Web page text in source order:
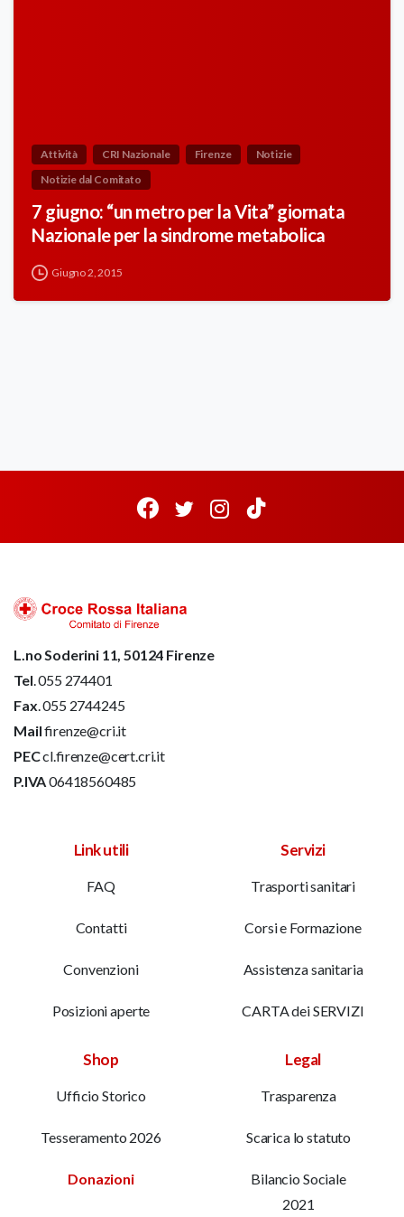
Attività CRI Nazionale Firenze
Notizie
Notizie dal Comitato
7 giugno: “un metro per la Vita” giornata
Nazionale per la sindrome metabolica
Giugno 2, 2015
L.no Soderini 11, 50124 Firenze
Tel. 055 274401
Fax. 055 2744245
Mailfirenze@cri.it
PECcl.firenze@cert.cri.it
P.IVA06418560485
Link utili
FAQ
Contatti
Convenzioni
Posizioni aperte
Servizi
Trasporti sanitari
Corsi e Formazione
Assistenza sanitaria
CARTA dei SERVIZI
Shop
Ufficio Storico
Tesseramento 2026
Donazioni
Legal
Trasparenza
Scarica lo statuto
Bilancio Sociale
2021